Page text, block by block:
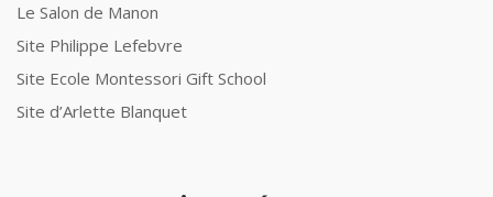
Le Salon de Manon
Site Philippe Lefebvre
Site Ecole Montessori Gift School
Site d’Arlette Blanquet